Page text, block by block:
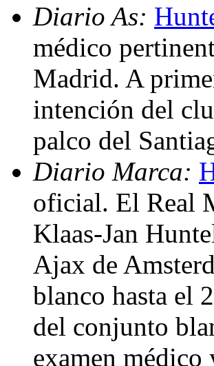
Diario As:
médico
Madrid. A
intención del
palco del
Diario Marca:
oficial. El Real
Klaas-Jan
Ajax de
blanco hasta el
del conjunto
examen